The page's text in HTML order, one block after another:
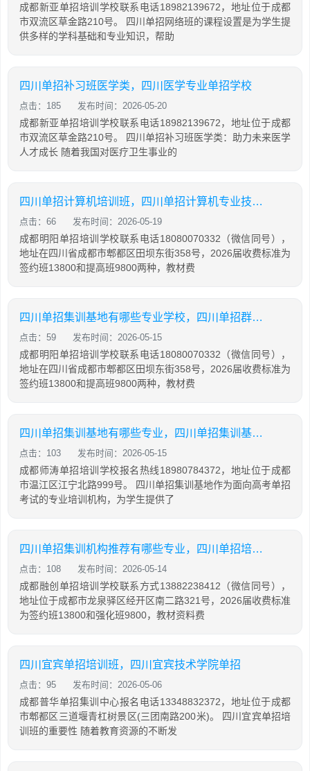
成都新亚单招培训学校联系电话18982139672，地址位于成都
市双流区草金路210号。 四川单招网络班的课程设置是为学生提
供多样的学科基础和专业知识，帮助
四川单招补习班医学类，四川医学专业单招学校
点击：185 发布时间：2026-05-20
成都新亚单招培训学校联系电话18982139672，地址位于成都
市双流区草金路210号。 四川单招补习班医学类：助力未来医学
人才成长 随着我国对医疗卫生事业的
四川单招计算机培训班，四川单招计算机专业技能考试
点击：66 发布时间：2026-05-19
成都明阳单招培训学校联系电话18080070332（微信同号），
地址在四川省成都市郫都区田坝东街358号，2026届收费标准为
签约班13800和提高班9800两种，教材费
四川单招集训基地有哪些专业学校，四川单招群2021
点击：59 发布时间：2026-05-15
成都明阳单招培训学校联系电话18080070332（微信同号），
地址在四川省成都市郫都区田坝东街358号，2026届收费标准为
签约班13800和提高班9800两种，教材费
四川单招集训基地有哪些专业，四川单招集训基地有哪些专业学校
点击：103 发布时间：2026-05-15
成都师涛单招培训学校报名热线18980784372，地址位于成都
市温江区江宁北路999号。 四川单招集训基地作为面向高考单招
考试的专业培训机构，为学生提供了
四川单招集训机构推荐有哪些专业，四川单招培训机构有哪些
点击：108 发布时间：2026-05-14
成都融创单招培训学校联系方式13882238412（微信同号），
地址位于成都市龙泉驿区经开区南二路321号，2026届收费标准
为签约班13800和强化班9800，教材资料费
四川宜宾单招培训班，四川宜宾技术学院单招
点击：95 发布时间：2026-05-06
成都普华单招集训中心报名电话13348832372，地址位于成都
市郫都区三道堰青杠树景区(三团南路200米)。 四川宜宾单招培
训班的重要性 随着教育资源的不断发